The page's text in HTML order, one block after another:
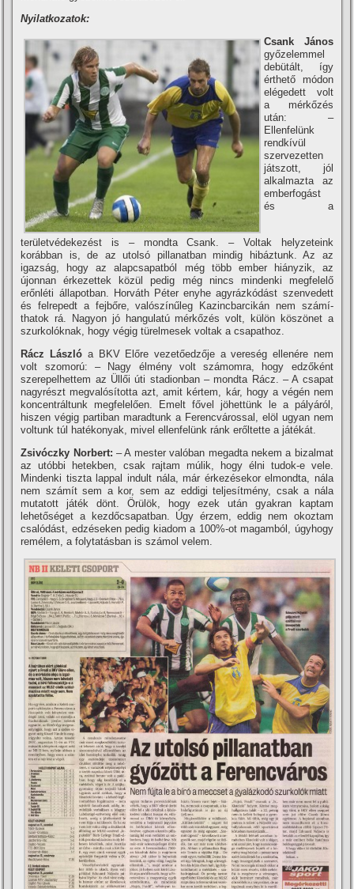
Nyilatkozatok:
Csank János
győzelemmel
debütált, í­gy
érthető módon
elégedett volt
a mérkőzés
után: –
Ellenfelünk
rendkí­vül
szervezetten
játszott, jól
alkalmazta az
emberfogást
és a
területvédekezést is – mondta Csank. – Voltak helyzeteink
korábban is, de az utolsó pillanatban mindig hibáztunk. Az az
igazság, hogy az alapcsapatból még több ember hiányzik, az
újonnan érkezettek közül pedig még nincs mindenki megfelelő
erőnléti állapotban. Horváth Péter enyhe agyrázkódást szenvedett
és felrepedt a fejbőre, valószí­nűleg Kazincbarcikán nem számí­
thatok rá. Nagyon jó hangulatú mérkőzés volt, külön köszönet a
szurkolóknak, hogy végig türelmesek voltak a csapathoz.
Rácz László a BKV Előre vezetőedzője a vereség ellenére nem
volt szomorú: – Nagy élmény volt számomra, hogy edzőként
szerepelhettem az Üllői úti stadionban – mondta Rácz. – A csapat
nagyrészt megvalósí­totta azt, amit kértem, kár, hogy a végén nem
koncentráltunk megfelelően. Emelt fővel jöhettünk le a pályáról,
hiszen végig partiban maradtunk a Ferencvárossal, elöl ugyan nem
voltunk túl hatékonyak, mivel ellenfelünk ránk erőltette a játékát.
Zsivóczky Norbert: – A mester valóban megadta nekem a bizalmat
az utóbbi hetekben, csak rajtam múlik, hogy élni tudok-e vele.
Mindenki tiszta lappal indult nála, már érkezésekor elmondta, nála
nem számí­t sem a kor, sem az eddigi teljesí­tmény, csak a nála
mutatott játék dönt. Örülök, hogy ezek után gyakran kaptam
lehetőséget a kezdőcsapatban. Úgy érzem, eddig nem okoztam
csalódást, edzéseken pedig kiadom a 100%-ot magamból, úgyhogy
remélem, a folytatásban is számol velem.